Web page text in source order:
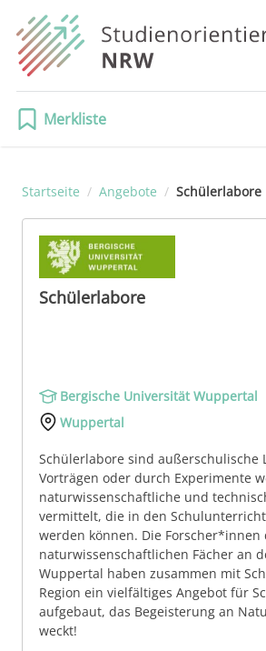
Merkliste
Startseite / Angebote / Schülerlabore
Schülerlabore
Bergische Universität Wuppertal
Wuppertal
Schülerlabore sind außerschulische
Vorträgen oder durch Experimente
naturwissenschaftliche und
vermittelt, die in den
werden können. Die Forscher*innen
naturwissenschaftlichen Fächer an
Wuppertal haben zusammen mit
Region ein vielfältiges Angebot für
aufgebaut, das Begeisterung an
weckt!